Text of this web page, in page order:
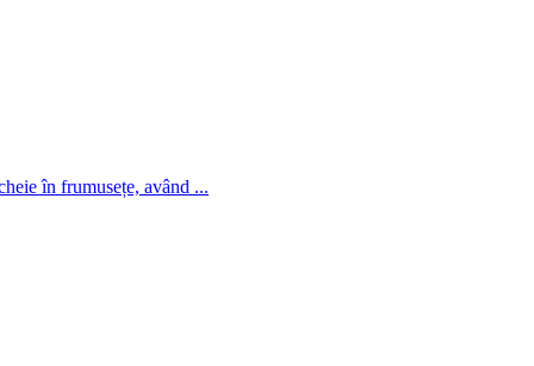
în frumusețe, având ...